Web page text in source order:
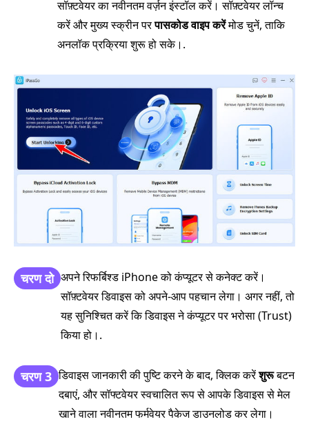
सॉफ़्टवेयर का नवीनतम वर्ज़न इंस्टॉल करें। सॉफ़्टवेयर लॉन्च
करें और मुख्य स्क्रीन परपासकोड वाइप करेंमोड चुनें, ताकि
अनलॉक प्रक्रिया शुरू हो सके।.
चरण दो अपने रिफर्बिश्ड iPhone को कंप्यूटर से कनेक्ट करें।
सॉफ़्टवेयर डिवाइस को अपने‑आप पहचान लेगा। अगर नहीं, तो
यह सुनिश्चित करें कि डिवाइस ने कंप्यूटर पर भरोसा (Trust)
किया हो।.
चरण 3 डिवाइस जानकारी की पुष्टि करने के बाद, क्लिक करेंशुरूबटन
दबाएं, और सॉफ्टवेयर स्वचालित रूप से आपके डिवाइस से मेल
खाने वाला नवीनतम फर्मवेयर पैकेज डाउनलोड कर लेगा।